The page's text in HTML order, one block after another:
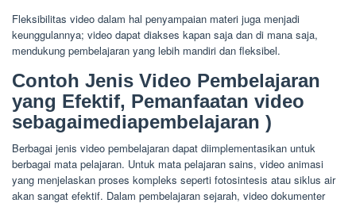
Fleksibilitas video dalam hal penyampaian materi juga menjadi
keunggulannya; video dapat diakses kapan saja dan di mana saja,
mendukung pembelajaran yang lebih mandiri dan fleksibel.
Contoh Jenis Video Pembelajaran
yang Efektif, Pemanfaatan video
sebagaimediapembelajaran )
Berbagai jenis video pembelajaran dapat diimplementasikan untuk
berbagai mata pelajaran. Untuk mata pelajaran sains, video animasi
yang menjelaskan proses kompleks seperti fotosintesis atau siklus air
akan sangat efektif. Dalam pembelajaran sejarah, video dokumenter